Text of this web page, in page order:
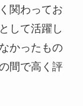
関わってお
して活躍し
かったもの
間で高く評